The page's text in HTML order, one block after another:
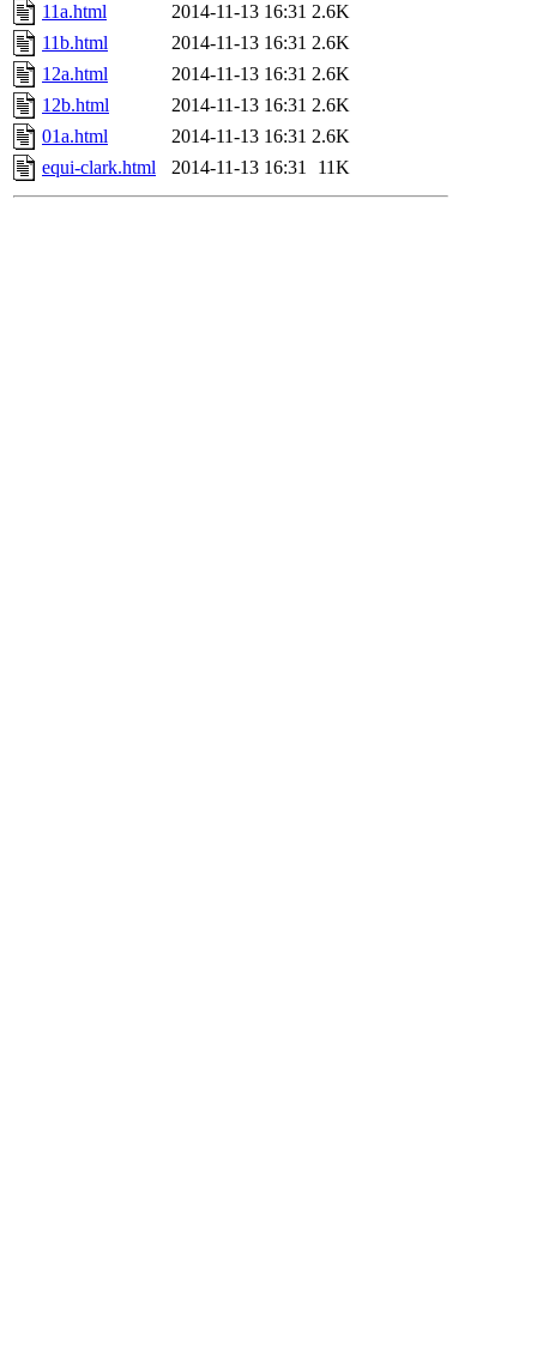
11a.html
2014-11-13 16:31 2.6K
11b.html
2014-11-13 16:31 2.6K
12a.html
2014-11-13 16:31 2.6K
12b.html
2014-11-13 16:31 2.6K
01a.html
2014-11-13 16:31 2.6K
equi-clark.html
2014-11-13 16:31 11K